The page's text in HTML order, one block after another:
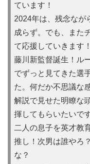
ています！
2024年は、残念なが
成らず。でも、また
て応援していきます
藤川新監督誕生！ル
でずっと見てきた選
た。何だか不思議な
解説で見せた明瞭な
揮してもらいたいです
二人の息子を英才教
推し！次男は誰やろ
な？